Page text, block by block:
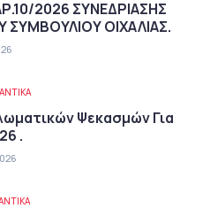
2026 ΣΥΝΕΔΡΙΑΣΗΣ
ΟΙΧΑΛΙΑΣ.
Ψεκασμών Για
.